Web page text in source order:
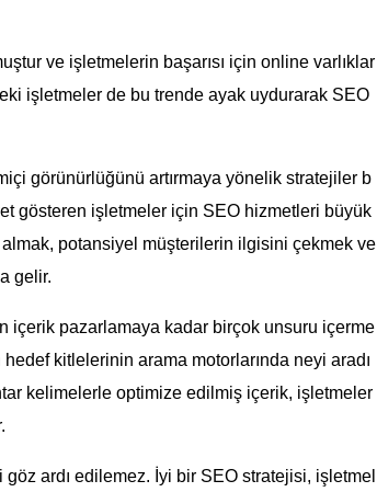
ve işletmelerin başarısı için online varlıklar
işletmeler de bu trende ayak uydurarak SEO
görünürlüğünü artırmaya yönelik stratejiler b
gösteren işletmeler için SEO hizmetleri büyük
almak, potansiyel müşterilerin ilgisini çekmek ve
gelir.
içerik pazarlamaya kadar birçok unsuru içerme
kitlelerinin arama motorlarında neyi aradı
kelimelerle optimize edilmiş içerik, işletmeler
ardı edilemez. İyi bir SEO stratejisi, işletmel